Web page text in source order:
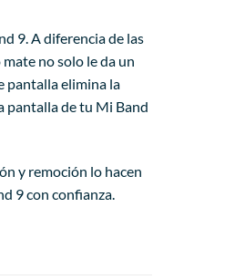
9. A diferencia de las
no solo le da un
pantalla elimina la
pantalla de tu Mi Band
y remoción lo hacen
9 con confianza.